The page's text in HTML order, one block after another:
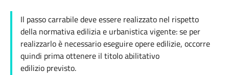
Il passo carrabile deve essere realizzato nel rispetto
della normativa edilizia e urbanistica vigente: se per
realizzarlo è necessario eseguire opere edilizie, occorre
quindi prima ottenere il titolo abilitativo
edilizio previsto.